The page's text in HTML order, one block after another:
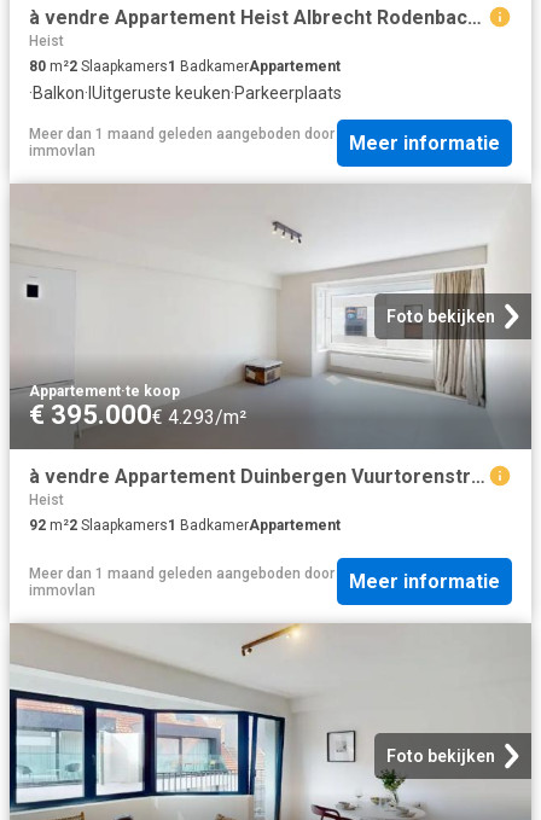
à vendre Appartement Heist Albrecht Rodenbachstraat
Heist
80 m²2 Slaapkamers1 BadkamerAppartement
·Balkon· IUitgeruste keuken·Parkeerplaats
Meer dan 1 maand geleden aangeboden door
immovlan
Meer informatie
Foto bekijken
Appartement·te koop
€ 395.000€ 4.293/m²
à vendre Appartement Duinbergen Vuurtorenstraat
Heist
92 m²2 Slaapkamers1 BadkamerAppartement
Meer dan 1 maand geleden aangeboden door
immovlan
Meer informatie
Foto bekijken